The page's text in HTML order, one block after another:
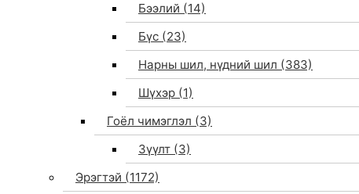
Бээлий (14)
Бүс (23)
Нарны шил, нүдний шил (383)
Шүхэр (1)
Гоёл чимэглэл (3)
Зүүлт (3)
Эрэгтэй (1172)